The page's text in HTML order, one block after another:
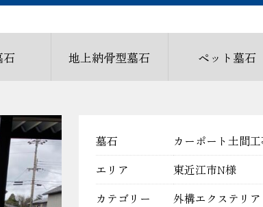
石 地上納骨型墓石 ペット墓石
墓石
カーポート土間
エリア
東近江市N様
カテゴリー
外構エクステリア